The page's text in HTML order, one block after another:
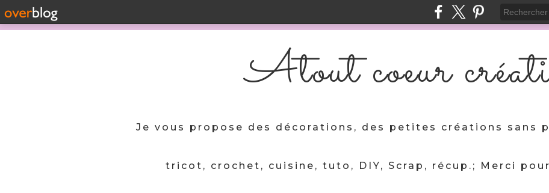
Atout coeur
Je vous propose des décorations, des petites créations sans
tricot, crochet, cuisine, tuto, DIY, Scrap, récup.; Merci